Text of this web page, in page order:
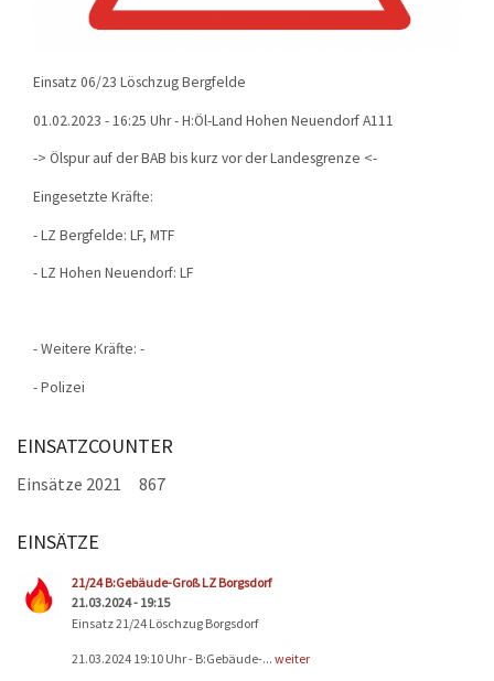
Einsatz 06/23 Löschzug Bergfelde
01.02.2023 - 16:25 Uhr - H:Öl-Land Hohen Neuendorf A111
-> Ölspur auf der BAB bis kurz vor der Landesgrenze <-
Eingesetzte Kräfte:
- LZ Bergfelde: LF, MTF
- LZ Hohen Neuendorf: LF
- Weitere Kräfte: -
- Polizei
EINSATZCOUNTER
Einsätze 2021 867
EINSÄTZE
21/24 B:Gebäude-Groß LZ Borgsdorf
21.03.2024 - 19:15
Einsatz 21/24 Löschzug Borgsdorf
21.03.2024 19:10 Uhr - B:Gebäude-... weiter
Seiten